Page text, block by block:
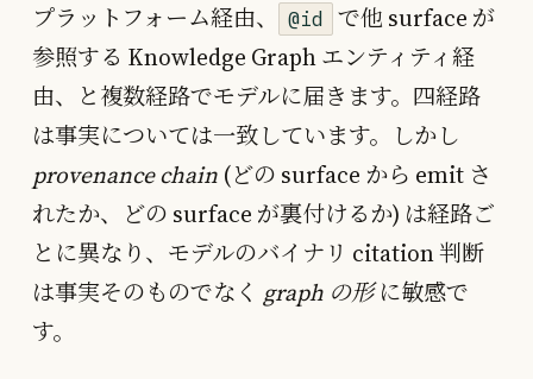
プラットフォーム経由、
@id で他 surface が
参照する Knowledge Graph エンティティ経
由、と複数経路でモデルに届きます。四経路
は事実については一致しています。しかし
provenance chain (どの surface から emit さ
れたか、どの surface が裏付けるか) は経路ご
とに異なり、モデルのバイナリ citation 判断
は事実そのものでなく graph の形に敏感で
す。